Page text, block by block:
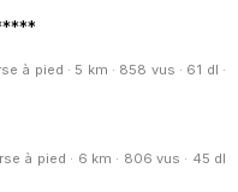
à pied · 5 km · 858 vus · 61 dl ·
à pied · 6 km · 806 vus · 45 dl